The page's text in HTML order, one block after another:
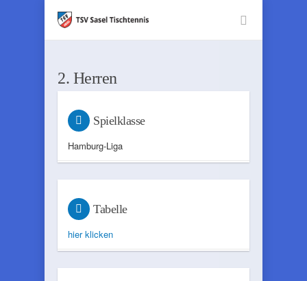
2. Herren
Spielklasse
Hamburg-Liga
Tabelle
hier klicken